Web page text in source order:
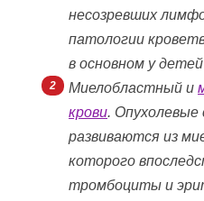
несозревших
патологии
в основном у
Миелобластный и
крови.
развиваются из
которого
тромбоциты и